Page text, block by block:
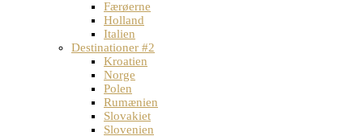
Færøerne
Holland
Italien
Destinationer #2
Kroatien
Norge
Polen
Rumænien
Slovakiet
Slovenien